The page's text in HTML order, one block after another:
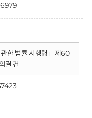
관한 법률 시행령」제60
결 건